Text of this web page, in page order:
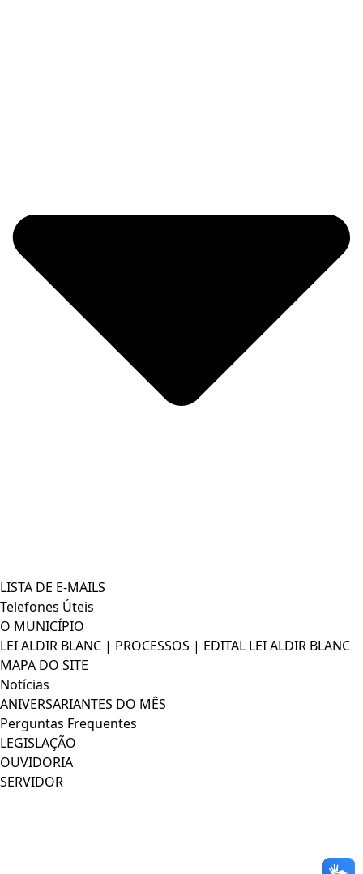
LISTA DE E-MAILS
Telefones Úteis
O MUNICÍPIO
LEI ALDIR BLANC | PROCESSOS | EDITAL LEI ALDIR BLANC
MAPA DO SITE
Notícias
ANIVERSARIANTES DO MÊS
Perguntas Frequentes
LEGISLAÇÃO
OUVIDORIA
SERVIDOR